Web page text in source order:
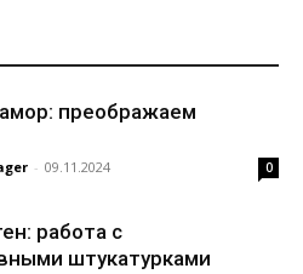
преображаем
- 09.11.2024 0
работа с
штукатурками